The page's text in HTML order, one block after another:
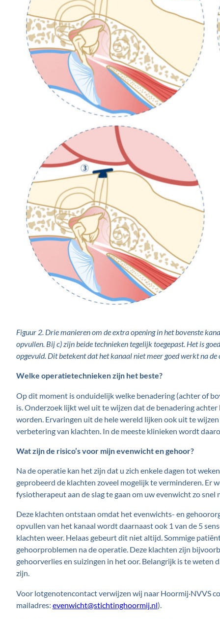
Figuur 2. Drie manieren om de extra opening in het bovenste
opvullen. Bij c) zijn beide technieken tegelijk toegepast. Het is
opgevuld. Dit betekent dat het kanaal niet meer goed werkt na
Welke operatietechnieken zijn het beste?
Op dit moment is onduidelijk welke benadering (achter of
is. Onderzoek lijkt wel uit te wijzen dat de benadering
worden. Ervaringen uit de hele wereld lijken ook uit te
verbetering van klachten. In de meeste klinieken wordt
Wat zijn de risico’s voor mijn evenwicht en gehoor?
Na de operatie kan het zijn dat u zich enkele dagen tot
geprobeerd de klachten zoveel mogelijk te verminderen. Er
fysiotherapeut aan de slag te gaan om uw evenwicht zo snel
Deze klachten ontstaan omdat het evenwichts- en
opvullen van het kanaal wordt daarnaast ook 1 van de 5
klachten weer. Helaas gebeurt dit niet altijd. Sommige
gehoorproblemen na de operatie. Deze klachten zijn
gehoorverlies en suizingen in het oor. Belangrijk is te
zijn.
Voor lotgenotencontact verwijzen wij naar Hoormij·NVVS
mailadres: evenwicht@stichtinghoormij.nl).